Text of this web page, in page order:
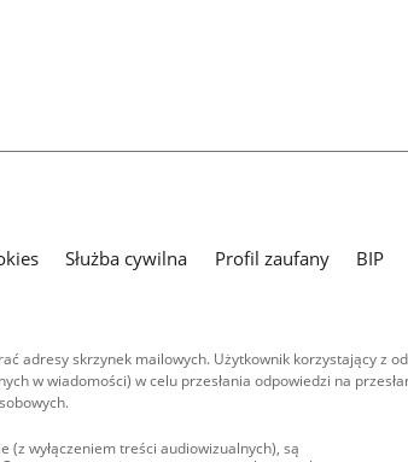
Służba cywilna Profil zaufany BIP
adresy skrzynek mailowych. Użytkownik korzystający z
w wiadomości) w celu przesłania odpowiedzi na
(z wyłączeniem treści audiowizualnych), są